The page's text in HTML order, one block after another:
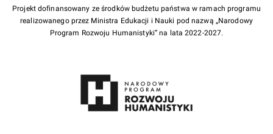
Projekt dofinansowany ze środków budżetu państwa w ramach programu
realizowanego przez Ministra Edukacji i Nauki pod nazwą „Narodowy
Program Rozwoju Humanistyki” na lata 2022-2027.